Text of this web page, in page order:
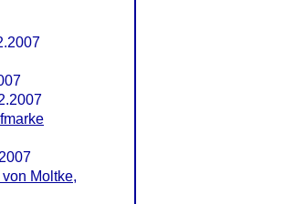
Moltke,